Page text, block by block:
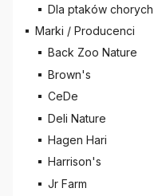
Dla ptaków chorych
Marki / Producenci
Back Zoo Nature
Brown's
CeDe
Deli Nature
Hagen Hari
Harrison's
Jr Farm